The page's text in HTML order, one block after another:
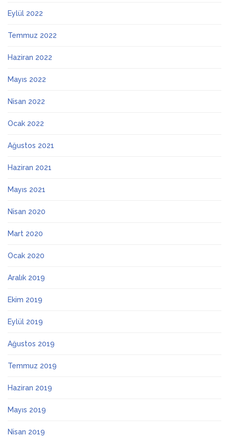
Eylül 2022
Temmuz 2022
Haziran 2022
Mayıs 2022
Nisan 2022
Ocak 2022
Ağustos 2021
Haziran 2021
Mayıs 2021
Nisan 2020
Mart 2020
Ocak 2020
Aralık 2019
Ekim 2019
Eylül 2019
Ağustos 2019
Temmuz 2019
Haziran 2019
Mayıs 2019
Nisan 2019